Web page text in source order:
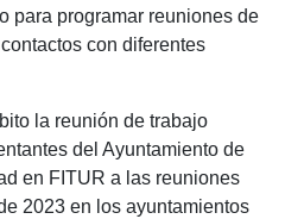
para programar reuniones de
con diferentes
la reunión de trabajo
del Ayuntamiento de
en FITUR a las reuniones
2023 en los ayuntamientos